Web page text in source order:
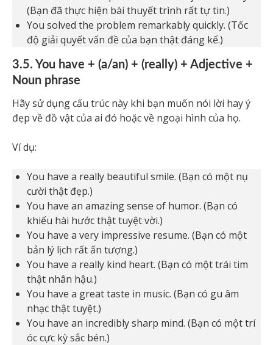
(Bạn đã thực hiện bài thuyết trình rất tự tin.)
You solved the problem remarkably quickly. (Tốc
độ giải quyết vấn đề của bạn thật đáng kể.)
3.5. You have + (a/an) + (really) + Adjective +
Noun phrase
Hãy sử dụng cấu trúc này khi bạn muốn nói lời hay ý
đẹp về đồ vật của ai đó hoặc về ngoại hình của họ.
Ví dụ:
You have a really beautiful smile. (Bạn có một nụ
cười thật đẹp.)
You have an amazing sense of humor. (Bạn có
khiếu hài hước thật tuyệt vời.)
You have a very impressive resume. (Bạn có một
bản lý lịch rất ấn tượng.)
You have a really kind heart. (Bạn có một trái tim
thật nhân hậu.)
You have a great taste in music. (Bạn có gu âm
nhạc thật tuyệt.)
You have an incredibly sharp mind. (Bạn có một trí
óc cực kỳ sắc bén.)